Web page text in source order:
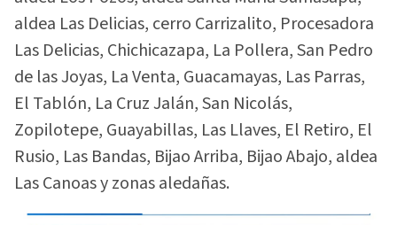
aldea Las Delicias, cerro Carrizalito, Procesadora
Las Delicias, Chichicazapa, La Pollera, San Pedro
de las Joyas, La Venta, Guacamayas, Las Parras,
El Tablón, La Cruz Jalán, San Nicolás,
Zopilotepe, Guayabillas, Las Llaves, El Retiro, El
Rusio, Las Bandas, Bijao Arriba, Bijao Abajo, aldea
Las Canoas y zonas aledañas.